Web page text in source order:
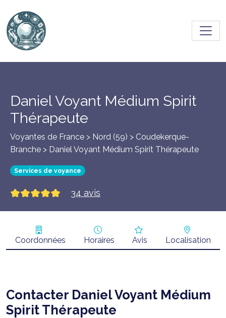
Daniel Voyant Médium Spirit
Thérapeute
Voyantes de France > Nord (59) > Coudekerque-
Branche > Daniel Voyant Médium Spirit Thérapeute
Services de voyance
34 avis
Coordonnées Horaires Avis Localisation
Contacter Daniel Voyant Médium
Spirit Thérapeute